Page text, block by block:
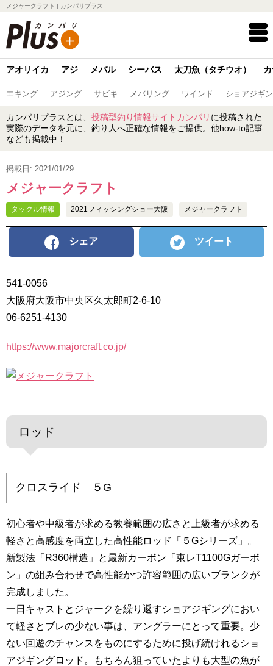
メジャークラフト | カンパリプラス
アオリイカ アジ メバル シーバス 太刀魚（タチウオ）
エキング アジング サビキ メバリング ワインド ショアジギ
カンパリプラスとは、 投稿型釣り情報サイトカンパリ に投稿された
実際のデータを元に、釣り人へ正確な情報をご提供。他how-to記事
なども掲載中！
掲載日: 2021/01/29
メジャークラフト
タックル情報 2021フィッシングショー大阪 メジャークラフト
シェア ツイート
541-0056
大阪府大阪市中央区久太郎町2-6-10
06-6251-4130
https://www.majorcraft.co.jp/
ロッド
クロスライド ５G
初心者や中級者が求める教養範囲の広さと上級者が求める
軽さと高感度を両立した高性能ロッド「５Gシリーズ」。
新製法「R360構造」と最新カーボン「東レT1100Gガーボ
ン」の組み合わせで高性能かつ許容範囲の広いブランクが
完成しました。
一日キャストとジャークを繰り返すショアジギングにおい
て軽さとブレの少ない事は、アングラーにとって重要。少
ない回遊のチャンスをものにするために投げ続けれるショ
アジギングロッド。もちろん狙っていたよりも大型の魚が